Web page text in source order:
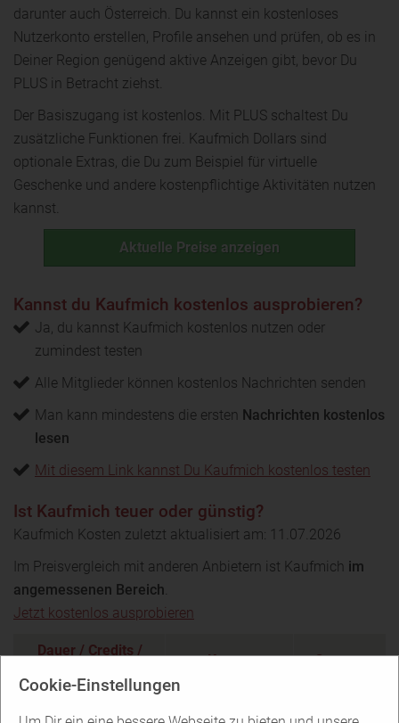
Cookie-Einstellungen
darunter auch Österreich. Du kannst ein kostenloses
Nutzerkonto erstellen, Profile ansehen und prüfen, ob es in
Deiner Region genügend aktive Anzeigen gibt, bevor Du
PLUS in Betracht ziehst.
Der Basiszugang ist kostenlos. Mit PLUS schaltest Du
zusätzliche Funktionen frei. Kaufmich Dollars sind
optionale Extras, die Du zum Beispiel für virtuelle
Geschenke und andere kostenpflichtige Aktivitäten nutzen
kannst.
Aktuelle Preise anzeigen
Kannst du Kaufmich kostenlos ausprobieren?
Ja, du kannst Kaufmich kostenlos nutzen oder
zumindest testen
Alle Mitglieder können kostenlos Nachrichten senden
Man kann mindestens die ersten Nachrichten kostenlos
lesen
Mit diesem Link kannst Du Kaufmich kostenlos testen
Ist Kaufmich teuer oder günstig?
Kaufmich Kosten zuletzt aktualisiert am: 11.07.2026
Im Preisvergleich mit anderen Anbietern ist Kaufmich im
angemessenen Bereich.
Jetzt kostenlos ausprobieren
Dauer / Credits /
Kosten Gesamt